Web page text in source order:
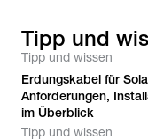
Tipp und
Tipp und wissen
Erdungskabel für
Anforderungen,
im Überblick
Tipp und wissen